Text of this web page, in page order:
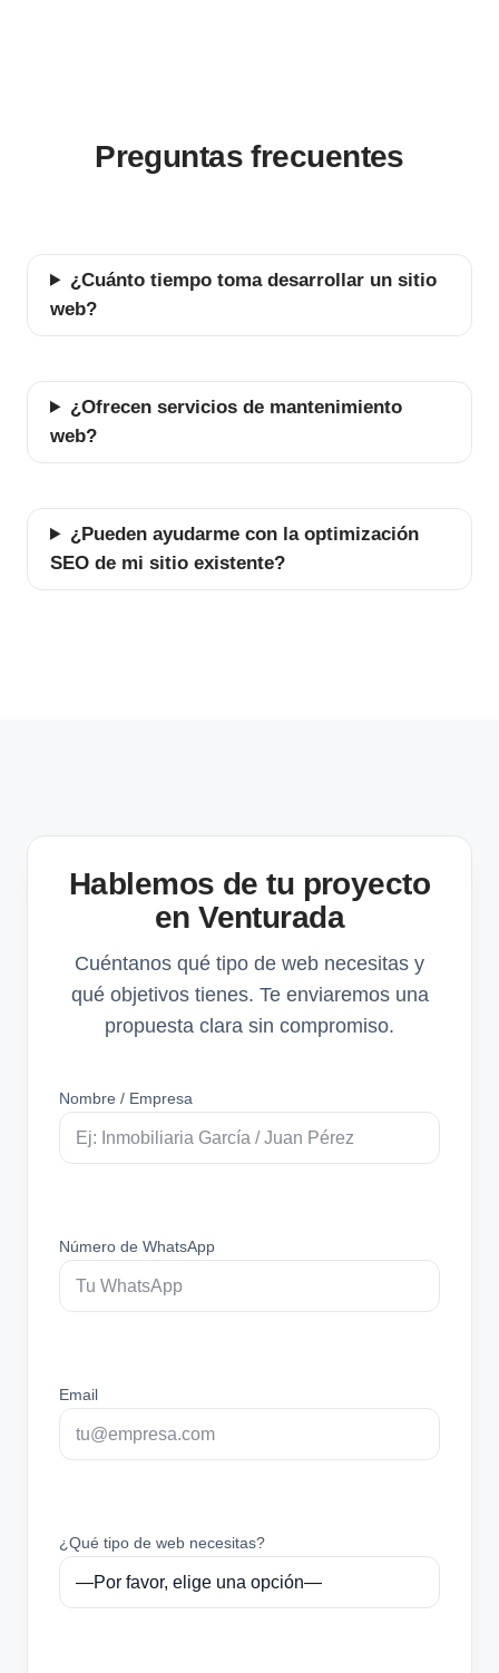
Preguntas frecuentes
¿Cuánto tiempo toma desarrollar un sitio
web?
¿Ofrecen servicios de mantenimiento
web?
¿Pueden ayudarme con la optimización
SEO de mi sitio existente?
Hablemos de tu proyecto
en Venturada
Cuéntanos qué tipo de web necesitas y
qué objetivos tienes. Te enviaremos una
propuesta clara sin compromiso.
Nombre / Empresa
Número de WhatsApp
Email
¿Qué tipo de web necesitas?